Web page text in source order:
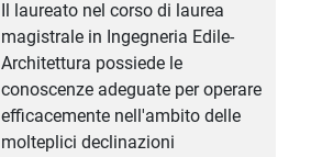
Il laureato nel corso di laurea
magistrale in Ingegneria Edile-
Architettura possiede le
conoscenze adeguate per operare
efficacemente nell'ambito delle
molteplici declinazioni